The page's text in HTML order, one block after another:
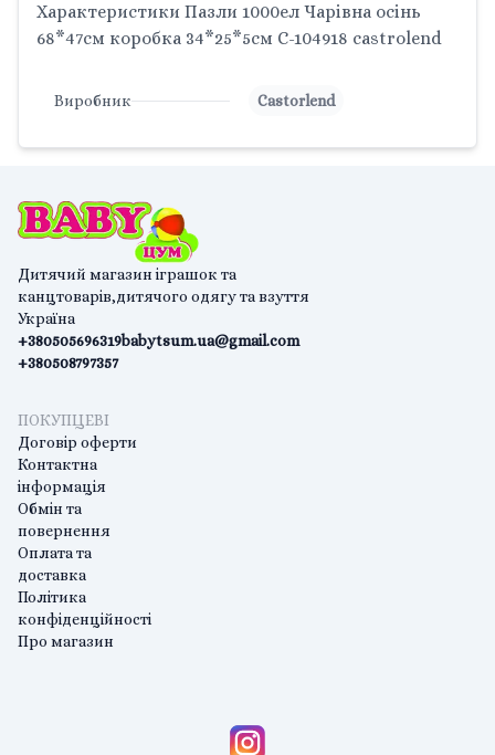
Характеристики Пазли 1000ел Чарівна осінь
68*47см коробка 34*25*5см C-104918 castrolend
Виробник Castorlend
Дитячий магазин іграшок та
канцтоварів,дитячого одягу та взуття
Україна
+380505696319
+380508797357
babytsum.ua@gmail.com
ПОКУПЦЕВІ
Договір оферти
Контактна
інформація
Обмін та
повернення
Оплата та
доставка
Політика
конфіденційності
Про магазин